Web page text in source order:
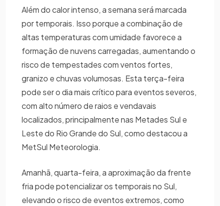
Além do calor intenso, a semana será marcada
por temporais. Isso porque a combinação de
altas temperaturas com umidade favorece a
formação de nuvens carregadas, aumentando o
risco de tempestades com ventos fortes,
granizo e chuvas volumosas. Esta terça-feira
pode ser o dia mais crítico para eventos severos,
com alto número de raios e vendavais
localizados, principalmente nas Metades Sul e
Leste do Rio Grande do Sul, como destacou a
MetSul Meteorologia.
Amanhã, quarta-feira, a aproximação da frente
fria pode potencializar os temporais no Sul,
elevando o risco de eventos extremos, como